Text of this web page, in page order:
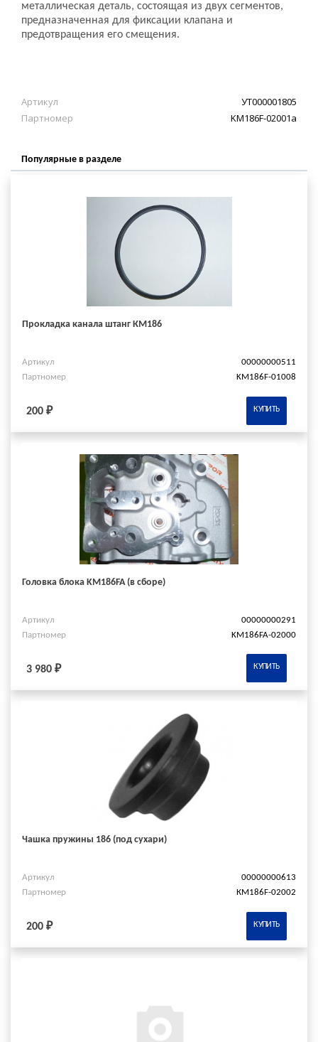
металлическая деталь, состоящая из двух сегментов,
предназначенная для фиксации клапана и
предотвращения его смещения.
Артикул
УТ000001805
Партномер
KM186F-02001a
Популярные в разделе
Прокладка канала штанг КМ186
Артикул
00000000511
Партномер
KM186F-01008
200 ₽ КУПИТЬ
Головка блока KM186FA (в сборе)
Артикул
00000000291
Партномер
KM186FA-02000
3 980 ₽ КУПИТЬ
Чашка пружины 186 (под сухари)
Артикул
00000000613
Партномер
КМ186F-02002
200 ₽ КУПИТЬ